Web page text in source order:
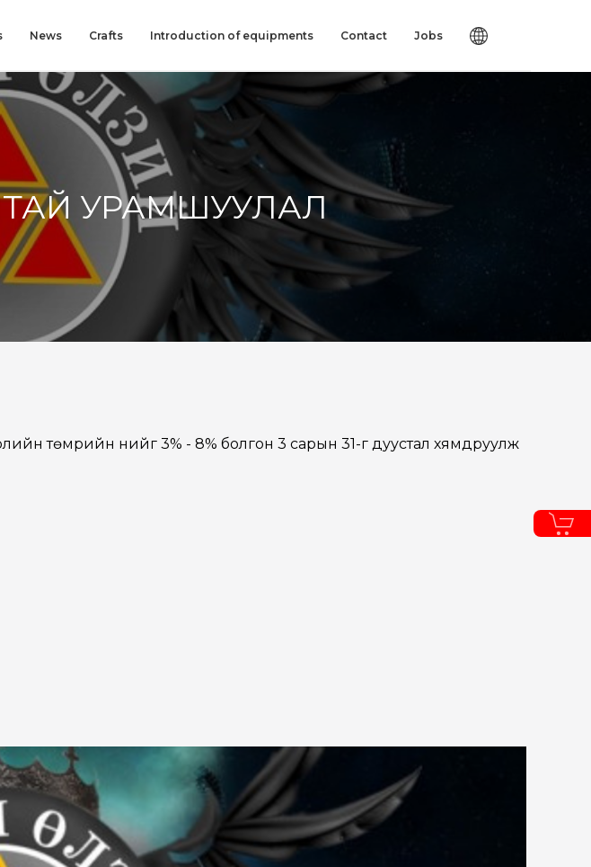
News Crafts Introduction of equipments Contact Jobs
УРАМШУУЛАЛ
төмрийн үнийг 3% - 8% болгон 3 сарын 31-г дуустал хямдруулж